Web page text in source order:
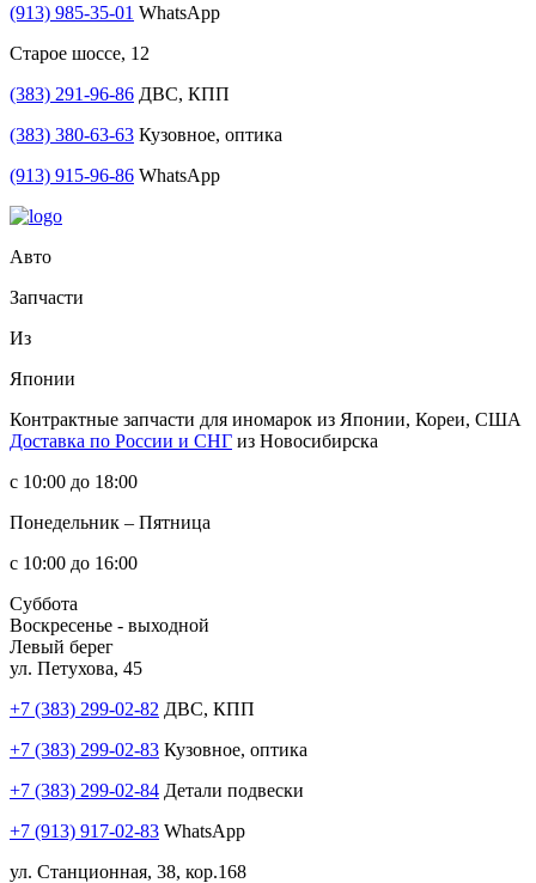
(913) 985-35-01 WhatsApp
Старое шоссе, 12
(383) 291-96-86 ДВС, КПП
(383) 380-63-63 Кузовное, оптика
(913) 915-96-86 WhatsApp
Авто
Запчасти
Из
Японии
Контрактные запчасти для иномарок из Японии, Кореи, США
Доставка по России и СНГ из Новосибирска
с 10:00 до 18:00
Понедельник – Пятница
с 10:00 до 16:00
Суббота
Воскресенье - выходной
Левый берег
ул. Петухова, 45
+7 (383) 299-02-82 ДВС, КПП
+7 (383) 299-02-83 Кузовное, оптика
+7 (383) 299-02-84 Детали подвески
+7 (913) 917-02-83 WhatsApp
ул. Станционная, 38, кор.168